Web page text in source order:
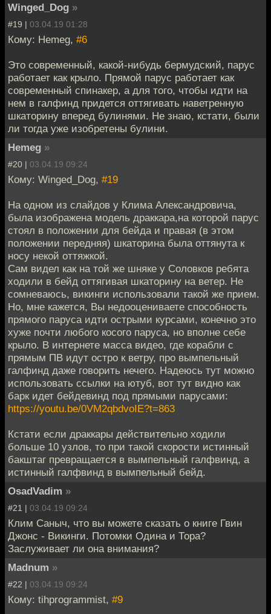
Winged_Dog »
#19 | 03.04.19 01:28
Кому: Hemeg, #6
Это современный, какой-нибудь бермудский, парус
работает как крыло. Прямой парус работает как
современный спинакер, а для того, чтобы идти на
нем в галфинд придется оттягивать наветренную
шкаторину вперед булинями. Не знаю, кстати, были
ли тогда уже изобретены булини.
Hemeg »
#20 | 03.04.19 09:24
Кому: Winged_Dog, #19
На одном из слайдов у Клима Александровича,
была изображена модель драккара,на которой парус
стоял в положении для бейда и правая (в этом
положении передняя) шкаторина была оттянута к
носу некой оттяжкой.
Сам видел как на той же шняке у Соловков ребята
ходили в бейд оттягивая шкаторину на ветер. Не
сомневаюсь, викинги использовали такой же прием.
Но, мне кажется, Вы недооцениваете способность
прямого паруса идти острыми курсами, конечно это
хуже почти любого косого паруса, но вполне себе
крыло. В интернете масса видео, где корабли с
прямым ПВ идут остро к ветру, про вымпельный
галфинд даже говорить нечего. Надеюсь тут можно
использовать ссылки на ютуб, вот тут видно как
барк идет бейдевинд под прямыми парусами:
https://youtu.be/0VM2qbdvoIE?t=863
Кстати если драккары действительно ходили
больше 10 узлов, то при такой скорости истинный
бакштаг превращается в вымпельный галфвинд, а
истинный галфвинд в вымпельный бейд.
OsadVadim »
#21 | 03.04.19 09:24
Клим Саныч, что вы можете сказать о книге Гвин
Джонс - Викинги. Потомки Одина и Тора?
Заслуживает ли она внимания?
Madnum »
#22 | 03.04.19 09:24
Кому: tihprogrammist, #9